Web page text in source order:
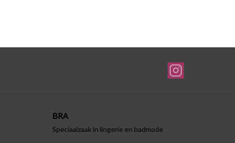
BRA
Speciaalzaak in lingerie en badmode